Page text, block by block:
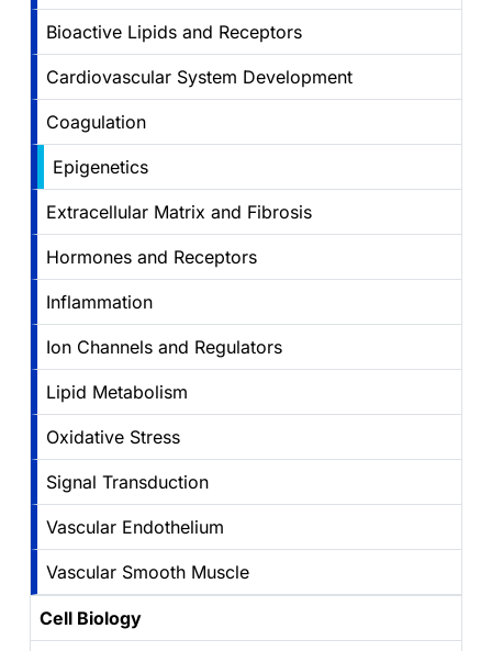
Bioactive Lipids and Receptors
Cardiovascular System Development
Coagulation
Epigenetics
Extracellular Matrix and Fibrosis
Hormones and Receptors
Inflammation
Ion Channels and Regulators
Lipid Metabolism
Oxidative Stress
Signal Transduction
Vascular Endothelium
Vascular Smooth Muscle
Cell Biology